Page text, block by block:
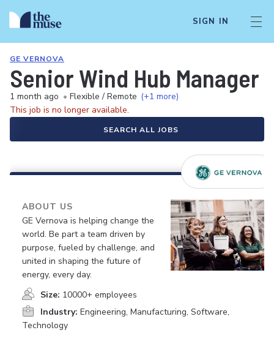
SIGN IN
GE VERNOVA
Senior Wind Hub
1 month ago • Flexible / Remote (+1 more)
This job is no longer available.
SEARCH ALL JOBS
ABOUT US
GE Vernova is helping change the
world. Be part a team driven by
purpose, fueled by challenge, and
united in shaping the future of
energy, every day.
Size: 10000+ employees
Industry: Engineering, Manufacturing, Software,
Technology